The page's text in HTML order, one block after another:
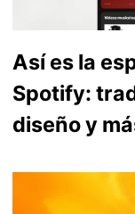
Así es la
Spotify:
diseño y